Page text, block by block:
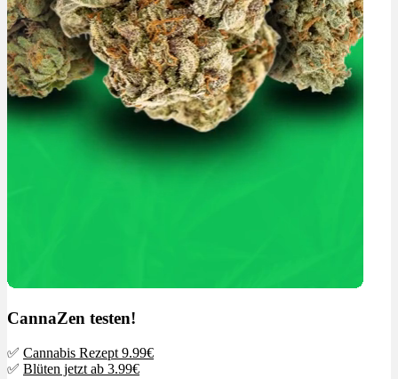
CannaZen testen!
✅ Cannabis Rezept 9.99€
✅ Blüten jetzt ab 3.99€